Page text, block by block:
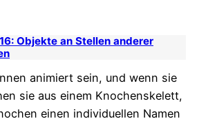
Objekte an Stellen anderer
animiert sein, und wenn sie
sie aus einem Knochenskelett,
einen individuellen Namen